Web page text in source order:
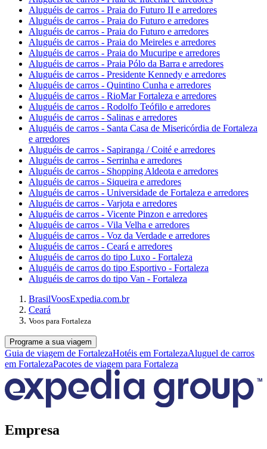
Aluguéis de carros - Praia do Futuro II e arredores
Aluguéis de carros - Praia do Futuro e arredores
Aluguéis de carros - Praia do Futuro e arredores
Aluguéis de carros - Praia do Meireles e arredores
Aluguéis de carros - Praia do Mucuripe e arredores
Aluguéis de carros - Praia Pólo da Barra e arredores
Aluguéis de carros - Presidente Kennedy e arredores
Aluguéis de carros - Quintino Cunha e arredores
Aluguéis de carros - RioMar Fortaleza e arredores
Aluguéis de carros - Rodolfo Teófilo e arredores
Aluguéis de carros - Salinas e arredores
Aluguéis de carros - Santa Casa de Misericórdia de Fortaleza
e arredores
Aluguéis de carros - Sapiranga / Coité e arredores
Aluguéis de carros - Serrinha e arredores
Aluguéis de carros - Shopping Aldeota e arredores
Aluguéis de carros - Siqueira e arredores
Aluguéis de carros - Universidade de Fortaleza e arredores
Aluguéis de carros - Varjota e arredores
Aluguéis de carros - Vicente Pinzon e arredores
Aluguéis de carros - Vila Velha e arredores
Aluguéis de carros - Voz da Verdade e arredores
Aluguéis de carros - Ceará e arredores
Aluguéis de carros do tipo Luxo - Fortaleza
Aluguéis de carros do tipo Esportivo - Fortaleza
Aluguéis de carros do tipo Van - Fortaleza
BrasilVoosExpedia.com.br
Ceará
Voos para Fortaleza
Programe a sua viagem
Guia de viagem de FortalezaHotéis em FortalezaAluguel de carros
em FortalezaPacotes de viagem para Fortaleza
Empresa